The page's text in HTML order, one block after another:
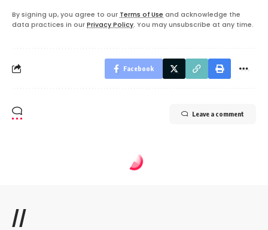
By signing up, you agree to our Terms of Use and acknowledge the
data practices in our Privacy Policy. You may unsubscribe at any time.
Facebook
Leave a comment
//